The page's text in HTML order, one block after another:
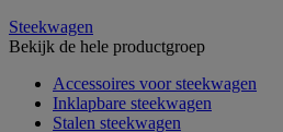
Steekwagen
Bekijk de hele productgroep
Accessoires voor steekwagen
Inklapbare steekwagen
Stalen steekwagen